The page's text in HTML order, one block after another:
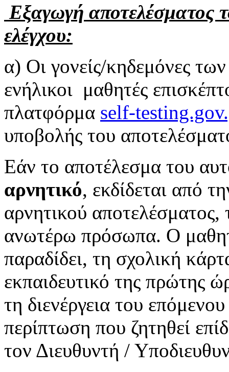
Εξαγωγή αποτελέσματος
ελέγχου:
α) Οι γονείς/κηδεμόνες
ενήλικοι μαθητές
πλατφόρμα self-
υποβολής του
Εάν το αποτέλεσμα του
αρνητικό, εκδίδεται από
αρνητικού
ανωτέρω πρόσωπα. Ο
παραδίδει, τη σχολική
εκπαιδευτικό της πρώτης
τη διενέργεια του
περίπτωση που ζητηθεί
τον Διευθυντή /